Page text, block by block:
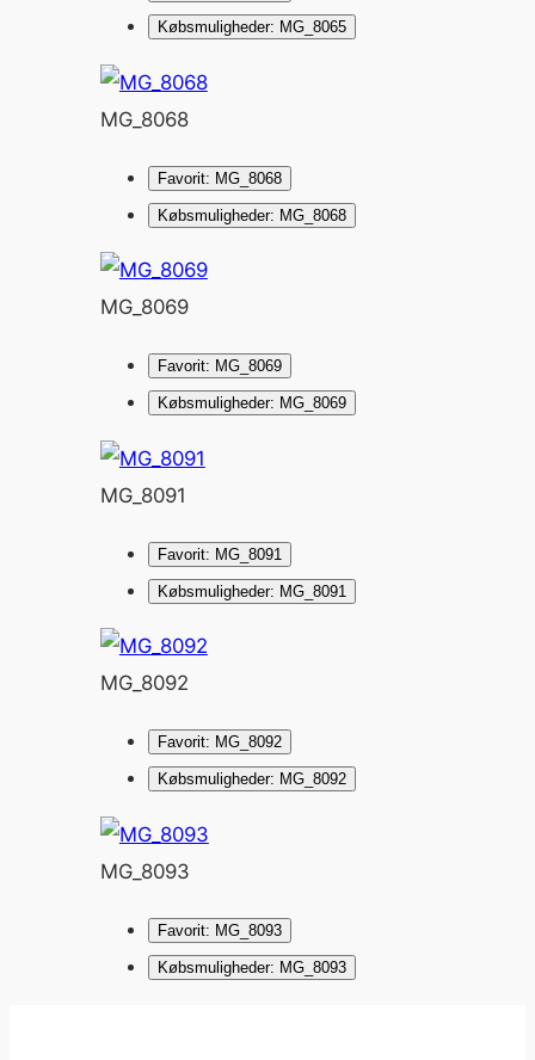
Købsmuligheder: MG_8065
MG_8068
Favorit: MG_8068
Købsmuligheder: MG_8068
MG_8069
Favorit: MG_8069
Købsmuligheder: MG_8069
MG_8091
Favorit: MG_8091
Købsmuligheder: MG_8091
MG_8092
Favorit: MG_8092
Købsmuligheder: MG_8092
MG_8093
Favorit: MG_8093
Købsmuligheder: MG_8093